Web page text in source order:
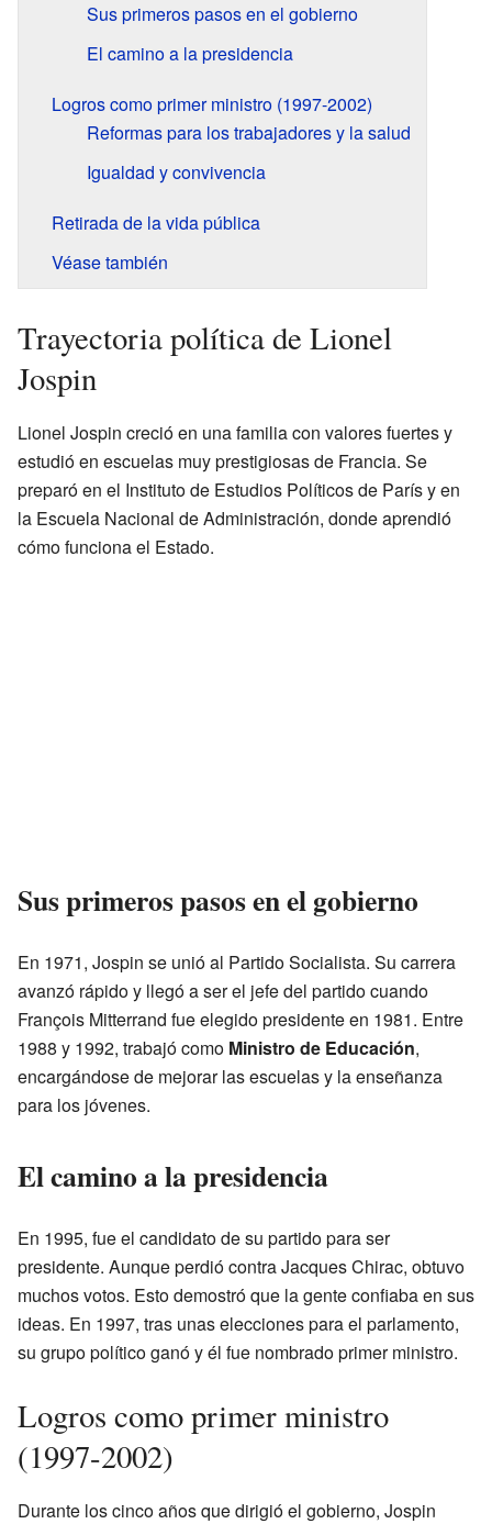
Sus primeros pasos en el gobierno
El camino a la presidencia
Logros como primer ministro (1997-2002)
Reformas para los trabajadores y la salud
Igualdad y convivencia
Retirada de la vida pública
Véase también
Trayectoria política de Lionel
Jospin
Lionel Jospin creció en una familia con valores fuertes y
estudió en escuelas muy prestigiosas de Francia. Se
preparó en el Instituto de Estudios Políticos de París y en
la Escuela Nacional de Administración, donde aprendió
cómo funciona el Estado.
Sus primeros pasos en el gobierno
En 1971, Jospin se unió al Partido Socialista. Su carrera
avanzó rápido y llegó a ser el jefe del partido cuando
François Mitterrand fue elegido presidente en 1981. Entre
1988 y 1992, trabajó como Ministro de Educación,
encargándose de mejorar las escuelas y la enseñanza
para los jóvenes.
El camino a la presidencia
En 1995, fue el candidato de su partido para ser
presidente. Aunque perdió contra Jacques Chirac, obtuvo
muchos votos. Esto demostró que la gente confiaba en sus
ideas. En 1997, tras unas elecciones para el parlamento,
su grupo político ganó y él fue nombrado primer ministro.
Logros como primer ministro
(1997-2002)
Durante los cinco años que dirigió el gobierno, Jospin